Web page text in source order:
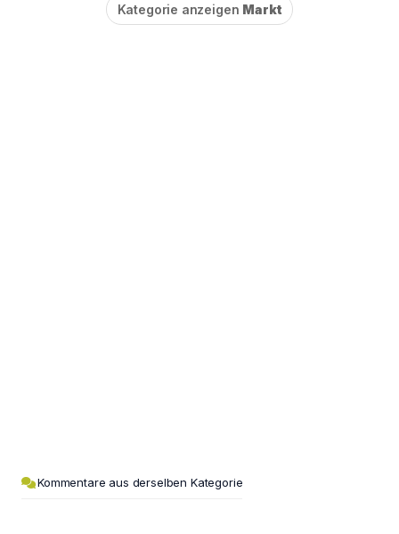
Kategorie anzeigen Markt
Kommentare aus derselben Kategorie